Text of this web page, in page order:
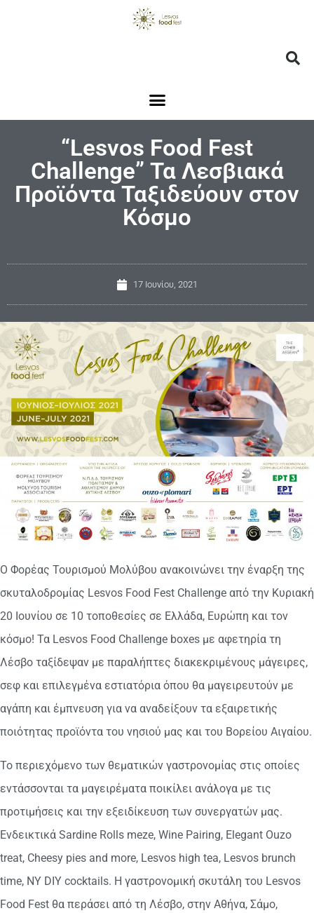
“Lesvos Food Fest
Challenge” Τα Λεσβιακά
Προϊόντα Ταξιδεύουν στον
Κόσμο
17 Ιουνίου, 2021
Ο Φορέας Τουρισμού Μολύβου ανακοινώνει την έναρξη της
σκυταλοδρομίας Lesvos Food Fest Challenge από την Κυριακή
20 Ιουνίου σε 10 τοποθεσίες σε Ελλάδα, Ευρώπη και τον
κόσμο! Τα Lesvos Food Challenge boxes με αφετηρία τη
Λέσβο ταξίδεψαν με παραλήπτες διακεκριμένους μάγειρες,
σεφ και επιλεγμένα εστιατόρια όπου θα μαγειρευτούν με
αγάπη και έμπνευση για να αναδείξουν τα εξαιρετικής
ποιότητας προϊόντα του νησιού μας και του Βορείου Αιγαίου.
Το περιεχόμενο των θεματικών γαστρονομίας στις οποίες
εντάσσονται τα μαγειρέματα ποικίλει ανάλογα με τις
προτιμήσεις και την εξειδίκευση των συνεργατών μας.
Ενδεικτικά Sardine Rolls meze, Wine Pairing, Elegant Ouzo
treat, Cheesy pies and more, Lesvos high tea, Lesvos brunch
time, NY DIY cocktails. H γαστρονομική σκυτάλη του Lesvos
Food Fest θα περάσει από τη Λέσβο, στην Αθήνα, Σάμο,